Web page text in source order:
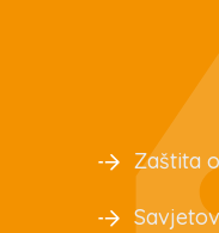
Zaštita